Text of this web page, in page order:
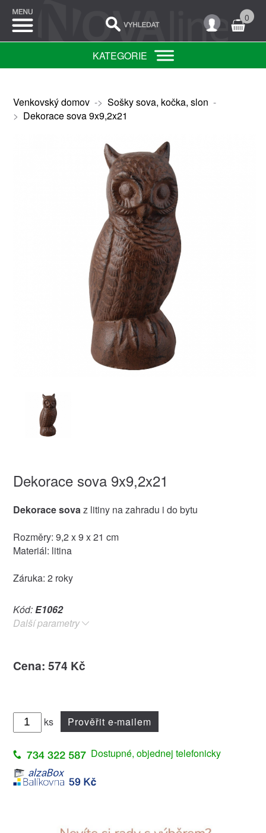
0
KATEGORIE
Venkovský domov-> Sošky sova, kočka, slon -
> Dekorace sova 9x9,2x21
Dekorace sova 9x9,2x21
Dekorace sovaz litiny na zahradu i do bytu
Rozměry: 9,2 x 9 x 21 cm
Materiál: litina
Záruka: 2 roky
Kód:E1062
Další parametry
Cena: 574 Kč
ks Prověřit e-mailem
Dostupné, objednej telefonicky